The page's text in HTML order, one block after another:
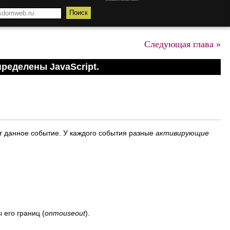
Следующая глава »
JavaScript.
данное событие. У каждого события разные активирующие
границ (onmouseout).